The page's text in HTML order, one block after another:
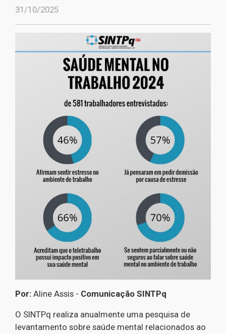
31/10/2025
Por: Aline Assis - Comunicação SINTPq
O SINTPq realiza anualmente uma pesquisa de
levantamento sobre saúde mental relacionados ao